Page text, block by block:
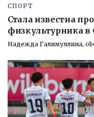
СПОРТ
Стала известна
физкультурника в
Надежда Галимуллина,